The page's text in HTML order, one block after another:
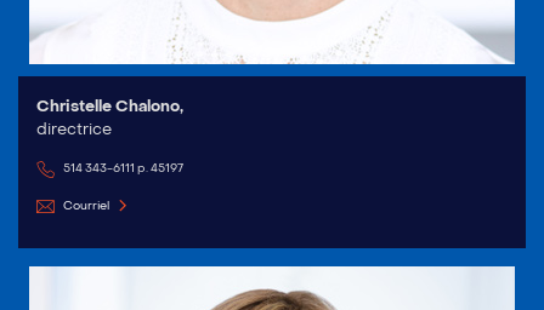
Christelle Chalono,
directrice
514 343-6111 p. 45197
Courriel